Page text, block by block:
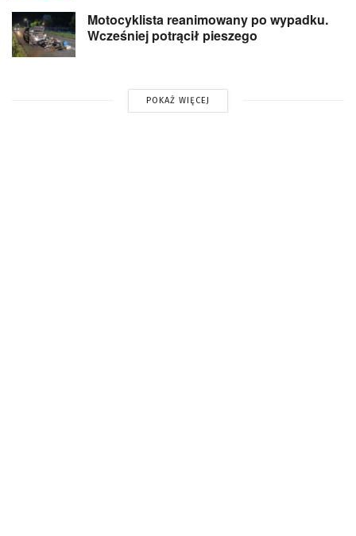
Motocyklista reanimowany po wypadku.
Wcześniej potrącił pieszego
POKAŻ WIĘCEJ